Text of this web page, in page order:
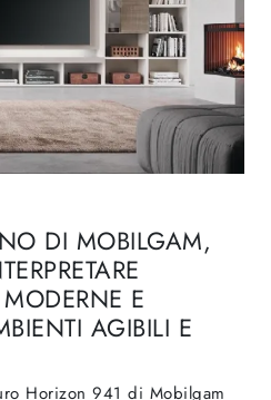
DI MOBILGAM,
E
AGIBILI E
Horizon 941 di Mobilgam